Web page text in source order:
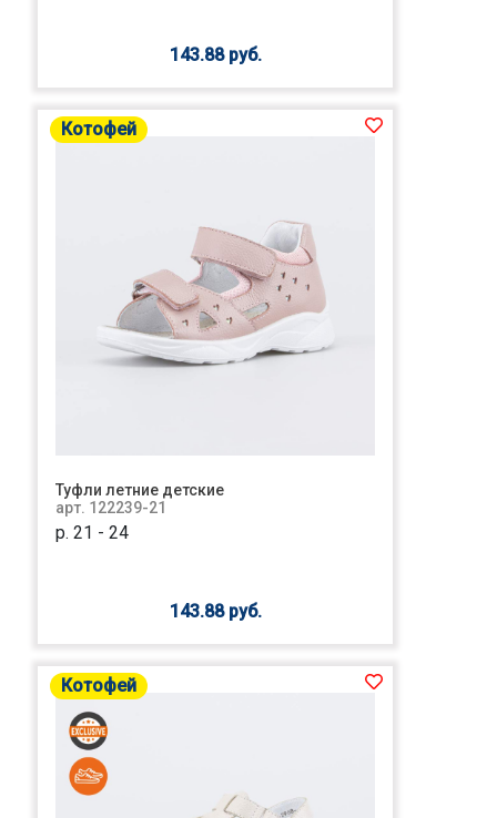
143.88 руб.
Котофей
Туфли летние детские
арт. 122239-21
р. 21 - 24
143.88 руб.
Котофей